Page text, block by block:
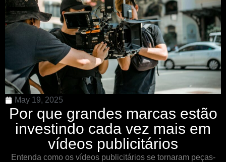
May 19, 2025
Por que grandes marcas estão
investindo cada vez mais em
vídeos publicitários
Entenda como os vídeos publicitários se tornaram peças-